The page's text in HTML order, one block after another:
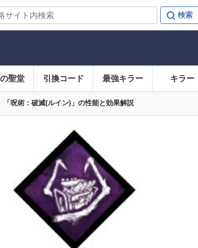
聖堂 引換コード 最強キラー キラー
「呪術：破滅(ルイン)」の性能と効果解説